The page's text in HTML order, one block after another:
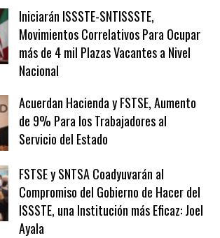
Iniciarán ISSSTE-SNTISSSTE,
Movimientos Correlativos Para Ocupar
más de 4 mil Plazas Vacantes a Nivel
Nacional
Acuerdan Hacienda y FSTSE, Aumento
de 9% Para los Trabajadores al
Servicio del Estado
FSTSE y SNTSA Coadyuvarán al
Compromiso del Gobierno de Hacer del
ISSSTE, una Institución más Eficaz: Joel
Ayala